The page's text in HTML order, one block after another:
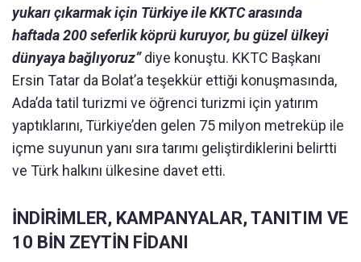
yukarı çıkarmak için Türkiye ile KKTC arasında
haftada 200 seferlik köprü kuruyor, bu güzel ülkeyi
dünyaya bağlıyoruz”diye konuştu. KKTC Başkanı
Ersin Tatar da Bolat’a teşekkür ettiği konuşmasında,
Ada’da tatil turizmi ve öğrenci turizmi için yatırım
yaptıklarını, Türkiye’den gelen 75 milyon metreküp ile
içme suyunun yanı sıra tarımı geliştirdiklerini belirtti
ve Türk halkını ülkesine davet etti.
İNDİRİMLER, KAMPANYALAR, TANITIM VE
10 BİN ZEYTİN FİDANI